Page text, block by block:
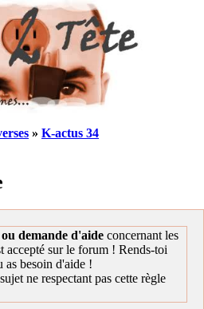
» K-actus 34
demande d'aide concernant les
accepté sur le forum ! Rends-toi
as besoin d'aide !
ne respectant pas cette règle